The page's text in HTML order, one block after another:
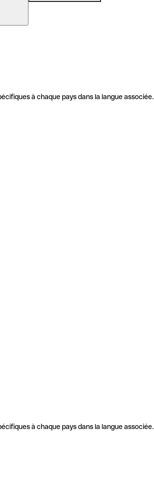
à chaque pays dans la langue associée.
à chaque pays dans la langue associée.